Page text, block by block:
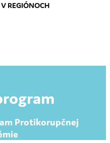
REGIÓNOCH
Protikorupčnej